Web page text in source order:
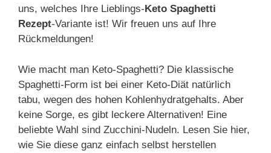
uns, welches Ihre Lieblings-Keto Spaghetti
Rezept-Variante ist! Wir freuen uns auf Ihre
Rückmeldungen!
Wie macht man Keto-Spaghetti? Die klassische
Spaghetti-Form ist bei einer Keto-Diät natürlich
tabu, wegen des hohen Kohlenhydratgehalts. Aber
keine Sorge, es gibt leckere Alternativen! Eine
beliebte Wahl sind Zucchini-Nudeln. Lesen Sie hier,
wie Sie diese ganz einfach selbst herstellen